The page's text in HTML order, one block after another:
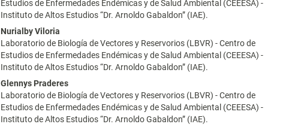
Estudios de Enfermedades Endémicas y de Salud Ambiental (CEEESA) -
Instituto de Altos Estudios “Dr. Arnoldo Gabaldon” (IAE).
Nurialby Viloria
Laboratorio de Biología de Vectores y Reservorios (LBVR) - Centro de
Estudios de Enfermedades Endémicas y de Salud Ambiental (CEEESA) -
Instituto de Altos Estudios “Dr. Arnoldo Gabaldon” (IAE).
Glennys Praderes
Laboratorio de Biología de Vectores y Reservorios (LBVR) - Centro de
Estudios de Enfermedades Endémicas y de Salud Ambiental (CEEESA) -
Instituto de Altos Estudios “Dr. Arnoldo Gabaldon” (IAE).